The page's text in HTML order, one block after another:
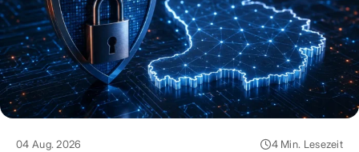
04 Aug. 2026 4 Min. Lesezeit